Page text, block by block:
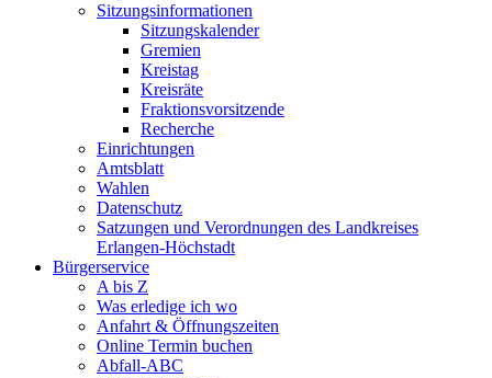
Sitzungsinformationen
Sitzungskalender
Gremien
Kreistag
Kreisräte
Fraktionsvorsitzende
Recherche
Einrichtungen
Amtsblatt
Wahlen
Datenschutz
Satzungen und Verordnungen des Landkreises
Erlangen-Höchstadt
Bürgerservice
A bis Z
Was erledige ich wo
Anfahrt & Öffnungszeiten
Online Termin buchen
Abfall-ABC